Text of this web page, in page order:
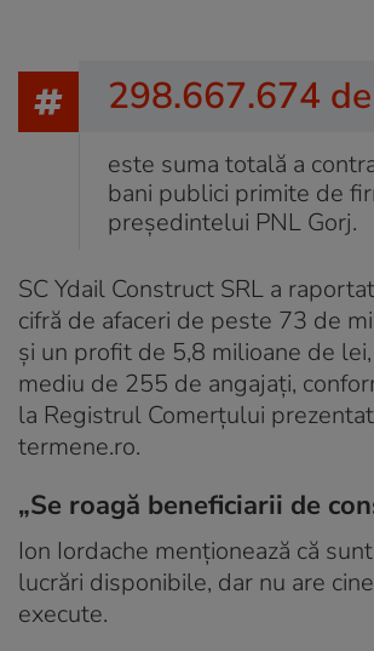
298.667.674
este suma totală a
bani publici primite de
președintelui PNL Gorj.
SC Ydail Construct SRL a
cifră de afaceri de peste 73 de
și un profit de 5,8 milioane de
mediu de 255 de angajați,
la Registrul Comerțului
termene.ro.
„Se roagă beneficiarii de
Ion Iordache menționează că
lucrări disponibile, dar nu are
execute.